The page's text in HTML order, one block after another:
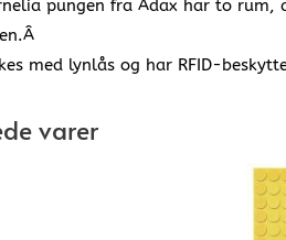
pungen fra Adax har to
med lynlås og har RFID-
varer